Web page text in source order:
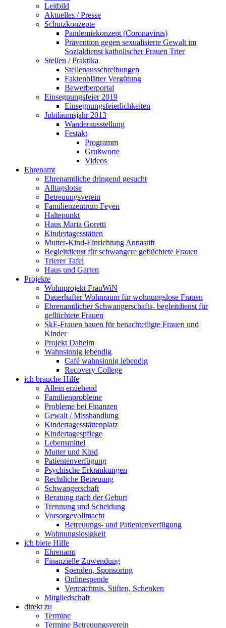
Leitbild
Aktuelles / Presse
Schutzkonzepte
Pandemiekonzept (Coronavirus)
Prävention gegen sexualisierte Gewalt im
Sozialdienst katholischer Frauen Trier
Stellen / Praktika
Stellenausschreibungen
Faktenblätter Vergütung
Bewerberportal
Einsegnungsfeier 2019
Einsegnungsfeierlichkeiten
Jubiläumsjahr 2013
Wanderausstellung
Festakt
Programm
Grußworte
Videos
Ehrenamt
Ehrenamtliche dringend gesucht
Alltagslotse
Betreuungsverein
Familienzentrum Feyen
Haltepunkt
Haus Maria Goretti
Kindertagesstätten
Mutter-Kind-Einrichtung Annastift
Begleitdienst für schwangere geflüchtete Frauen
Trierer Tafel
Haus und Garten
Projekte
Wohnprojekt FrauWiN
Dauerhafter Wohnraum für wohnungslose Frauen
Ehrenamtlicher Schwangerschafts- begleitdienst für
geflüchtete Frauen
SkF-Frauen bauen für benachteiligte Frauen und
Kinder
Projekt Daheim
Wahnsinnig lebendig
Café wahnsinnig lebendig
Recovery College
ich brauche Hilfe
Allein erziehend
Familienprobleme
Probleme bei Finanzen
Gewalt / Misshandlung
Kindertagesstättenplatz
Kindertagespflege
Lebensmittel
Mutter und Kind
Patientenverfügung
Psychische Erkrankungen
Rechtliche Betreuung
Schwangerschaft
Beratung nach der Geburt
Trennung und Scheidung
Vorsorgevollmacht
Betreuungs- und Patientenverfügung
Wohnungslosigkeit
ich biete Hilfe
Ehrenamt
Finanzielle Zuwendung
Spenden, Sponsoring
Onlinespende
Vermächtnis, Stiften, Schenken
Mitgliedschaft
direkt zu
Termine
Termine Betreuungsverein